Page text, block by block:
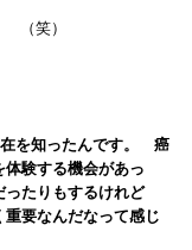
（笑）
を知ったんです。 癌
験する機会があっ
たりもするけれど
要なんだなって感じ